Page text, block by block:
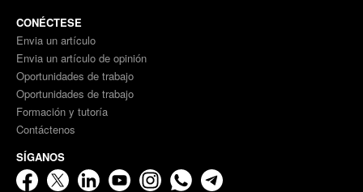
CONÉCTESE
Envia un artículo
Envia un artículo de opinión
Oportunidades de trabajo
Oportunidades de trabajo
Formación y tutoría
Contáctenos
SÍGANOS